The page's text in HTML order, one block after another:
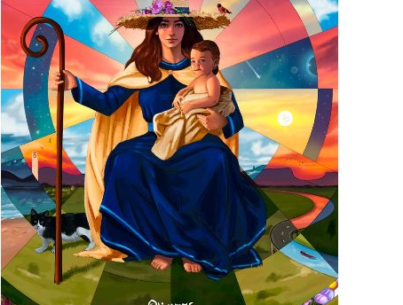
ESPÍRITU VENEZUELA